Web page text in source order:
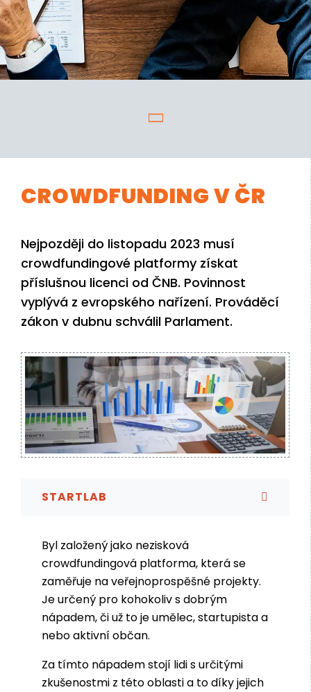
CROWDFUNDING V ČR
Nejpozději do listopadu 2023 musí
crowdfundingové platformy získat
příslušnou licenci od ČNB. Povinnost
vyplývá z evropského nařízení. Prováděcí
zákon v dubnu schválil Parlament.
STARTLAB
Byl založený jako nezisková
crowdfundingová platforma, která se
zaměřuje na veřejnoprospěšné projekty.
Je určený pro kohokoliv s dobrým
nápadem, či už to je umělec, startupista a
nebo aktivní občan.
Za tímto nápadem stojí lidi s určitými
zkušenostmi z této oblasti a to díky jejich